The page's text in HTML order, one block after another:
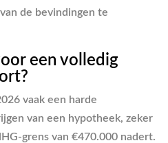
de bevindingen te
een volledig
vaak een harde
van een hypotheek, zeker
grens van €470.000 nadert.